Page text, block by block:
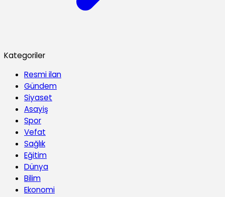
Kategoriler
Resmi ilan
Gündem
Siyaset
Asayiş
Spor
Vefat
Sağlık
Eğitim
Dünya
Bilim
Ekonomi